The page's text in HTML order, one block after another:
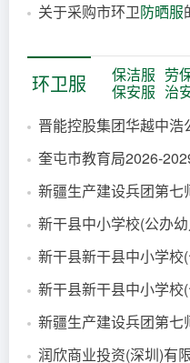
关于采购市环卫防晒服
环卫服 保洁服 劳
保安服 治
晋能控股集团华越中
奎屯市教育局2026-
新干县中小学校(公办
新干县新干县中小学校
新干县新干县中小学校